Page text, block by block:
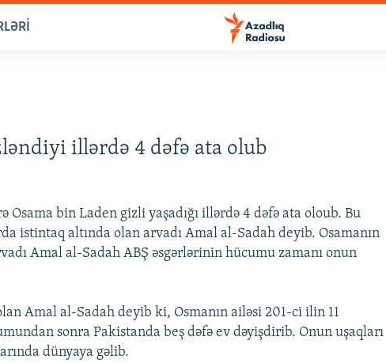
illərdə 4 dəfə ata olub
Osama bin Laden gizli yaşadığı illərdə 4 dəfə ata oloub. Bu
istintaq altında olan arvadı Amal al-Sadah deyib. Osamanın
Amal al-Sadah ABŞ əsgərlərinin hücumu zamanı onun
Amal al-Sadah deyib ki, Osmanın ailəsi 201-ci ilin 11
sonra Pakistanda beş dəfə ev dəyişdirib. Onun uşaqları
dünyaya gəlib.